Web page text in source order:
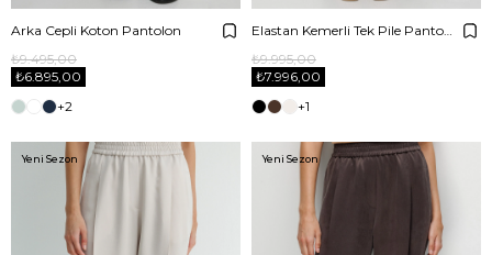
Arka Cepli Koton Pantolon
₺6.895,00
₺9.495,00
+2
Elastan Kemerli Tek Pile Pantolon
₺7.996,00
₺9.995,00
+1
Yeni Sezon Yeni Sezon